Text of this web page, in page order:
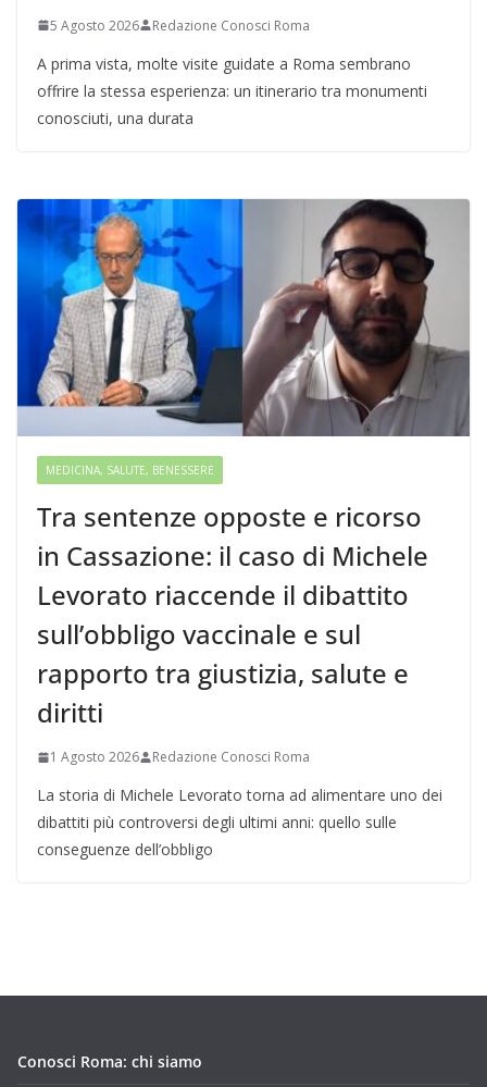
5 Agosto 2026 Redazione Conosci Roma
A prima vista, molte visite guidate a Roma sembrano
offrire la stessa esperienza: un itinerario tra monumenti
conosciuti, una durata
MEDICINA, SALUTE, BENESSERE
Tra sentenze opposte e ricorso
in Cassazione: il caso di Michele
Levorato riaccende il dibattito
sull’obbligo vaccinale e sul
rapporto tra giustizia, salute e
diritti
1 Agosto 2026 Redazione Conosci Roma
La storia di Michele Levorato torna ad alimentare uno dei
dibattiti più controversi degli ultimi anni: quello sulle
conseguenze dell’obbligo
Conosci Roma: chi siamo